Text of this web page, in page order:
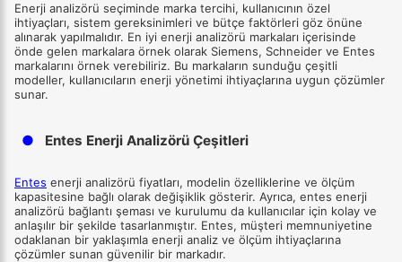
Enerji analizörü seçiminde marka tercihi, kullanıcının özel
ihtiyaçları, sistem gereksinimleri ve bütçe faktörleri göz önüne
alınarak yapılmalıdır. En iyi enerji analizörü markaları içerisinde
önde gelen markalara örnek olarak Siemens, Schneider ve Entes
markalarını örnek verebiliriz. Bu markaların sunduğu çeşitli
modeller, kullanıcıların enerji yönetimi ihtiyaçlarına uygun çözümler
sunar.
● Entes Enerji Analizörü Çeşitleri
Entes enerji analizörü fiyatları, modelin özelliklerine ve ölçüm
kapasitesine bağlı olarak değişiklik gösterir. Ayrıca, entes enerji
analizörü bağlantı şeması ve kurulumu da kullanıcılar için kolay ve
anlaşılır bir şekilde tasarlanmıştır. Entes, müşteri memnuniyetine
odaklanan bir yaklaşımla enerji analiz ve ölçüm ihtiyaçlarına
çözümler sunan güvenilir bir markadır.